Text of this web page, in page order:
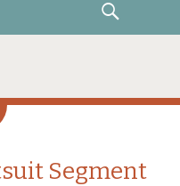
Segment